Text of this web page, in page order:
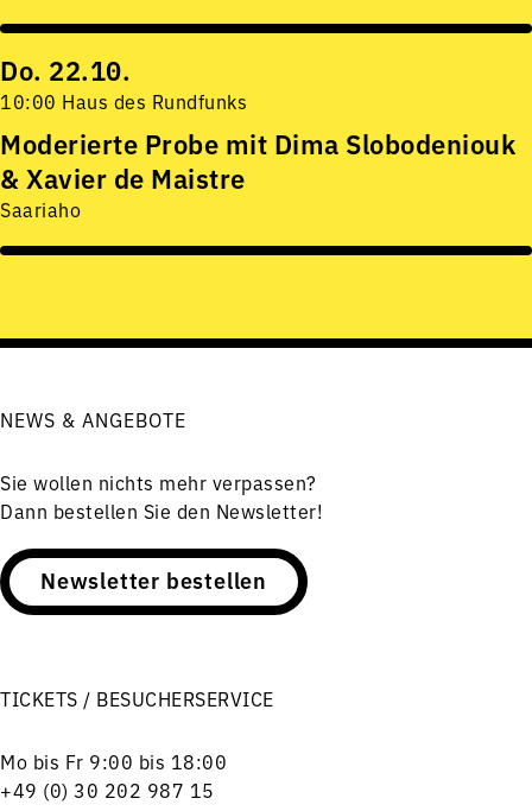
Do. 22.10.
10:00 Haus des Rundfunks
Moderierte Probe mit Dima Slobodeniouk
& Xavier de Maistre
Saariaho
NEWS & ANGEBOTE
Sie wollen nichts mehr verpassen?
Dann bestellen Sie den Newsletter!
Newsletter bestellen
TICKETS / BESUCHERSERVICE
Mo bis Fr 9:00 bis 18:00
+49 (0) 30 202 987 15